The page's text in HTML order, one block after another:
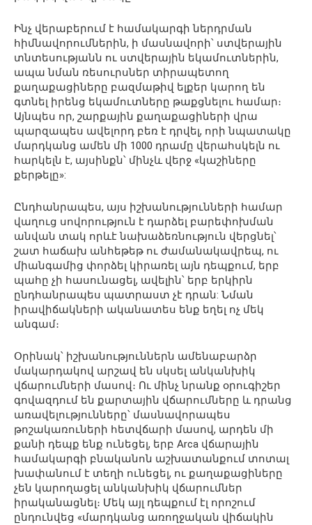
Ինչ վերաբերում է համակարգի ներդրման
հիմնավորումներին, ի մասնավորի՝ ստվերային
տնտեսությանն ու ստվերային եկամուտներին,
ապա նման ռեսուրսներ տիրապետող
քաղաքացիները բազմաթիվ ելքեր կարող են
գտնել իրենց եկամուտները թաքցնելու համար։
Այնպես որ, շարքային քաղաքացիների վրա
պարզապես ավելորդ բեռ է դրվել, որի նպատակը
մարդկանց ամեն մի 1000 դրամը վերահսկելն ու
հարկելն է, այսինքն՝ մինչև վերջ «կաշիները
քերթելը»:
Ընդհանրապես, այս իշխանությունների համար
վաղուց սովորություն է դարձել բարեփոխման
անվան տակ որևէ նախաձեռնություն վերցնել՝
շատ հաճախ անհեթեթ ու ժամանակավրեպ, ու
միանգամից փորձել կիրառել այն դեպքում, երբ
պահը չի հասունացել, ավելին՝ երբ երկիրն
ընդհանրապես պատրաստ չէ դրան: Նման
իրավիճակների ականատես ենք եղել ոչ մեկ
անգամ։
Օրինակ՝ իշխանություններն ամենաբարձր
մակարդակով արշավ են սկսել անկանխիկ
վճարումների մասով։ Ու մինչ նրանք օրուգիշեր
գովազդում են քարտային վճարումները և դրանց
առավելությունները՝ մասնավորապես
թոշակառուների հետվճարի մասով, արդեն մի
քանի դեպք ենք ունեցել, երբ Arca վճարային
համակարգի բնականոն աշխատանքում տոտալ
խափանում է տեղի ունեցել, ու քաղաքացիները
չեն կարողացել անկանխիկ վճարումներ
իրականացնել։ Մեկ այլ դեպքում էլ որոշում
ընդունվեց «մարդկանց առողջական վիճակին